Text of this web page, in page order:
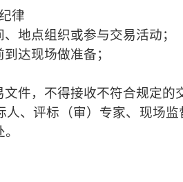
律
地点组织或参与交易活动；
达现场做准备；
件，不得接收不符合规定的
人、评标（审）专家、现场